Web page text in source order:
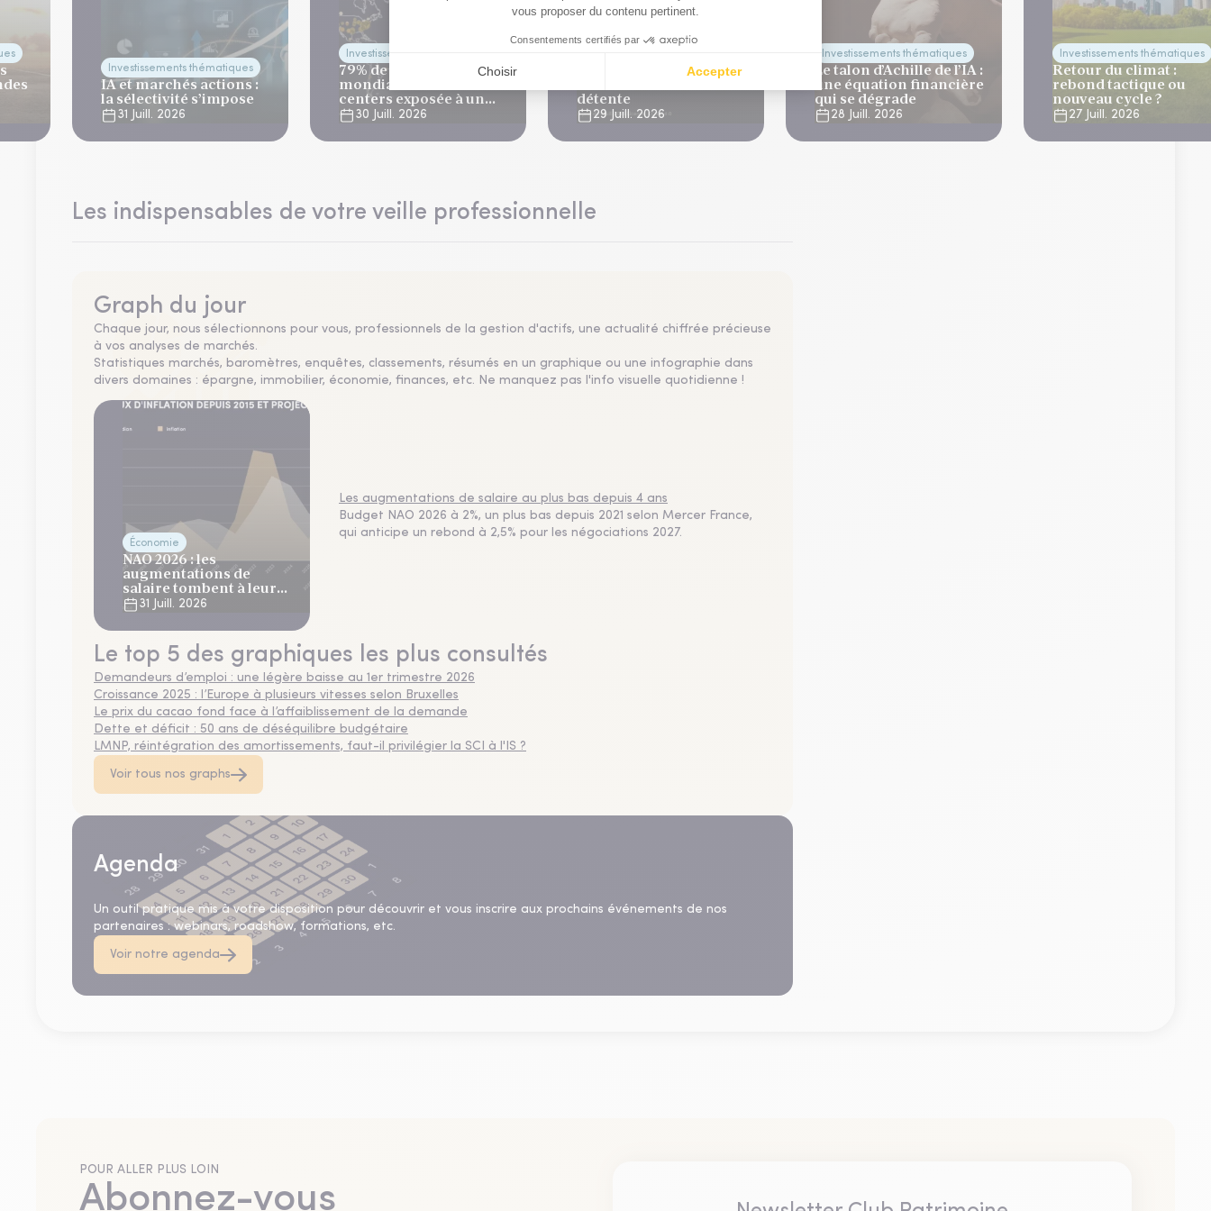
Investissements thématiques
IA et marchés actions :
la sélectivité s’impose
31 Juill. 2026
Investissements thématiques
79% de la capacité
mondiale de data
centers exposée à un
risque climatique aigu
30 Juill. 2026
La climatisation, un
détente
29 Juill. 2026
Investissements thématiques
Le talon d’Achille de l’IA :
une équation financière
qui se dégrade
28 Juill. 2026
Investissements thématiques
Retour du climat :
rebond tactique ou
nouveau cycle ?
27 Juill. 2026
Les indispensables de votre veille professionnelle
Graph du jour
Chaque jour, nous sélectionnons pour vous, professionnels de la gestion d'actifs, une actualité chiffrée précieuse
à vos analyses de marchés.
Statistiques marchés, baromètres, enquêtes, classements, résumés en un graphique ou une infographie dans
divers domaines : épargne, immobilier, économie, finances, etc. Ne manquez pas l'info visuelle quotidienne !
Économie
NAO 2026 : les
augmentations de
salaire tombent à leur
plus bas niveau depuis 4
ans
31 Juill. 2026
Les augmentations de salaire au plus bas depuis 4 ans
Budget NAO 2026 à 2%, un plus bas depuis 2021 selon Mercer France,
qui anticipe un rebond à 2,5% pour les négociations 2027.
Le top 5 des graphiques les plus consultés
Demandeurs d’emploi : une légère baisse au 1er trimestre 2026
Croissance 2025 : l’Europe à plusieurs vitesses selon Bruxelles
Le prix du cacao fond face à l’affaiblissement de la demande
Dette et déficit : 50 ans de déséquilibre budgétaire
LMNP, réintégration des amortissements, faut-il privilégier la SCI à l'IS ?
Voir tous nos graphs
Agenda
Un outil pratique mis à votre disposition pour découvrir et vous inscrire aux prochains événements de nos
partenaires : webinars, roadshow, formations, etc.
Voir notre agenda
POUR ALLER PLUS LOIN
Abonnez-vous